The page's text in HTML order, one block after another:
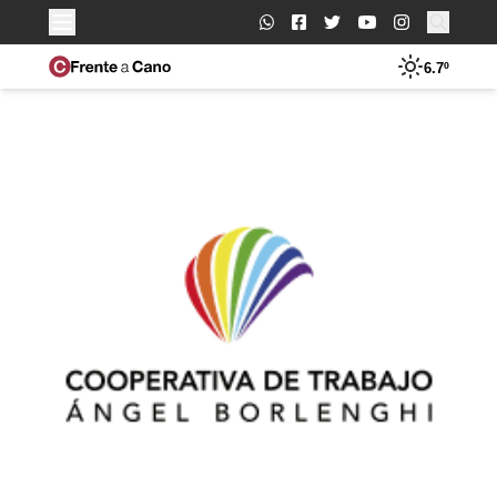
Buscar:
6.7º